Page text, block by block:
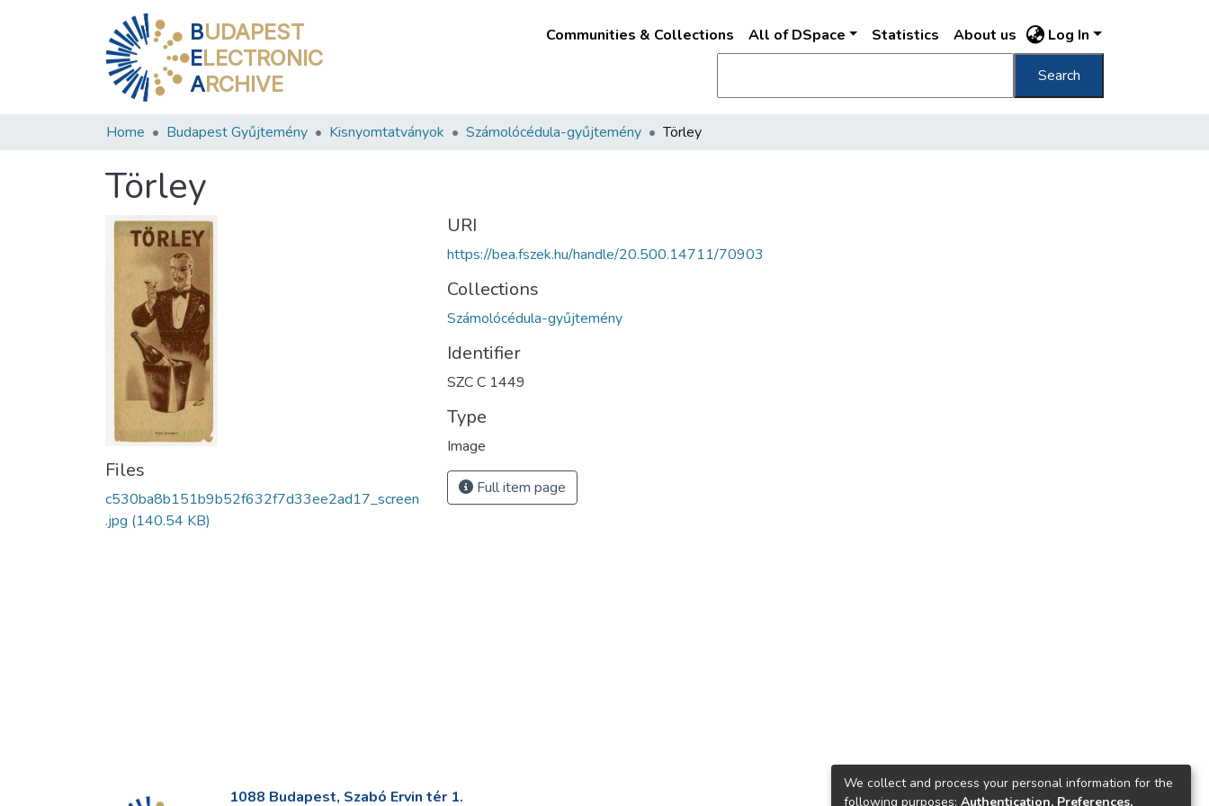
BUDAPEST
ELECTRONIC
ARCHIVE
Communities & Collections All of DSpace Statistics About us Log In
Search
Home Budapest Gyűjtemény Kisnyomtatványok Számolócédula-gyűjtemény Törley
Törley
Files
c530ba8b151b9b52f632f7d33ee2ad17_screen
.jpg (140.54 KB)
URI
https://bea.fszek.hu/handle/20.500.14711/70903
Collections
Számolócédula-gyűjtemény
Identifier
SZC C 1449
Type
Image
Full item page
1088 Budapest, Szabó Ervin tér 1.
We collect and process your personal information for the
following purposes: Authentication, Preferences,